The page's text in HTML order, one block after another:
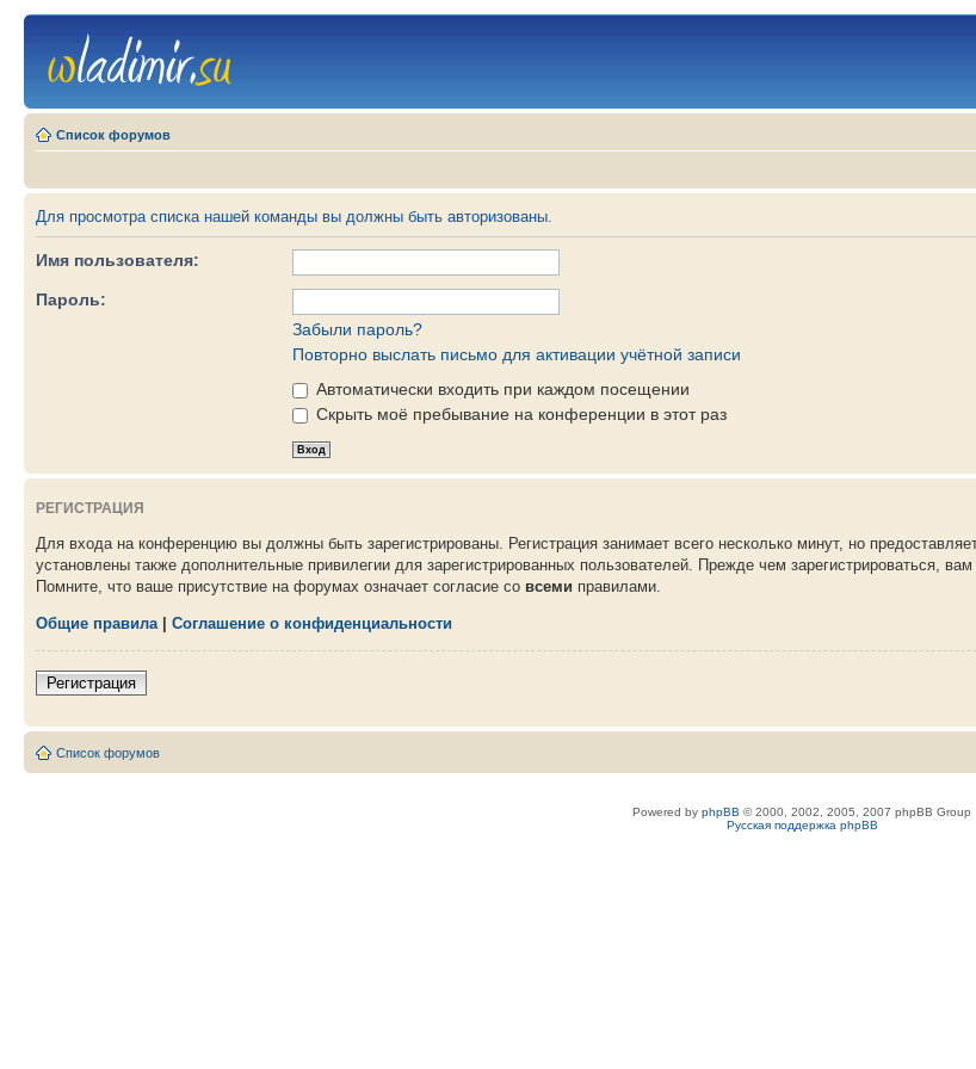
Список форумов
Для просмотра списка нашей команды вы должны быть авторизованы.
Имя пользователя:
Пароль:
Забыли пароль?
Повторно выслать письмо для активации учётной записи
Автоматически входить при каждом посещении
Скрыть моё пребывание на конференции в этот раз
РЕГИСТРАЦИЯ
Для входа на конференцию вы должны быть зарегистрированы. Регистрация занимает всего несколько минут, но
установлены также дополнительные привилегии для зарегистрированных пользователей. Прежде чем зарегистрироваться,
Помните, что ваше присутствие на форумах означает согласие со всеми правилами.
Общие правила| Соглашение о конфиденциальности
Регистрация
Список форумов
Powered by phpBB © 2000, 2002, 2005, 2007 phpBB Group
Русская поддержка phpBB